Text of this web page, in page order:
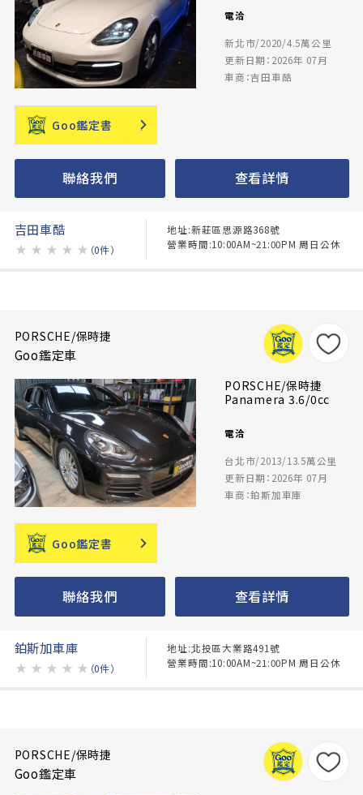
電洽
新北市/2020/4.5萬公里
更新日期：2026年 07月
車商：吉田車酷
Goo鑑定書
聯絡我們 查看詳情
吉田車酷
★ ★ ★ ★ ★ （0件）
地址:新莊區思源路368號
營業時間:10:00AM~21:00PM 周日公休
PORSCHE/保時捷
Goo鑑定車
PORSCHE/保時捷
Panamera 3.6/0cc
電洽
台北市/2013/13.5萬公里
更新日期：2026年 07月
車商：鉑斯加車庫
Goo鑑定書
聯絡我們 查看詳情
鉑斯加車庫
★ ★ ★ ★ ★ （0件）
地址:北投區大業路491號
營業時間:10:00AM~21:00PM 周日公休
PORSCHE/保時捷
Goo鑑定車